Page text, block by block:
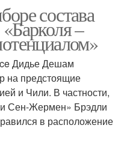
состава
–
Дидье Дешам
на предстоящие
и Чили. В частности,
Сен-Жермен» Брэдли
в расположение